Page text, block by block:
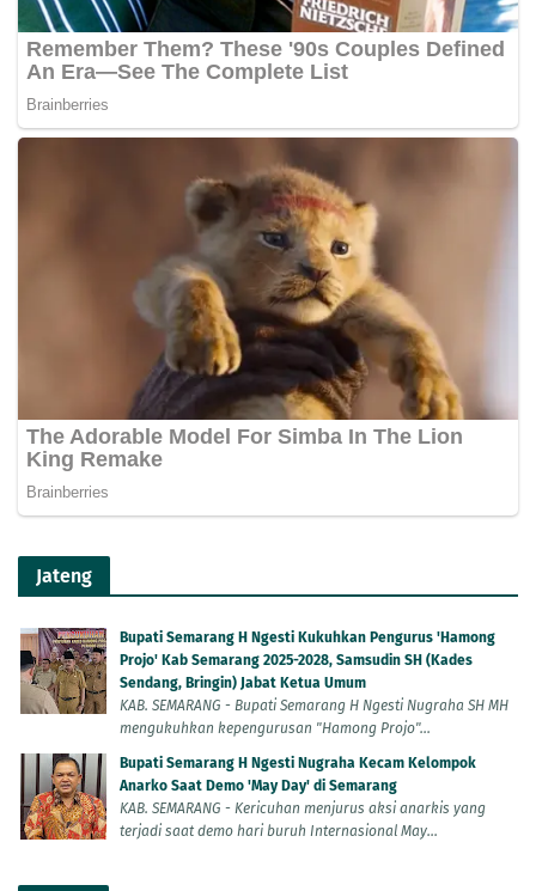
Jateng
Bupati Semarang H Ngesti Kukuhkan Pengurus 'Hamong
Projo' Kab Semarang 2025-2028, Samsudin SH (Kades
Sendang, Bringin) Jabat Ketua Umum
KAB. SEMARANG - Bupati Semarang H Ngesti Nugraha SH MH
mengukuhkan kepengurusan "Hamong Projo"...
Bupati Semarang H Ngesti Nugraha Kecam Kelompok
Anarko Saat Demo 'May Day' di Semarang
KAB. SEMARANG - Kericuhan menjurus aksi anarkis yang
terjadi saat demo hari buruh Internasional May...